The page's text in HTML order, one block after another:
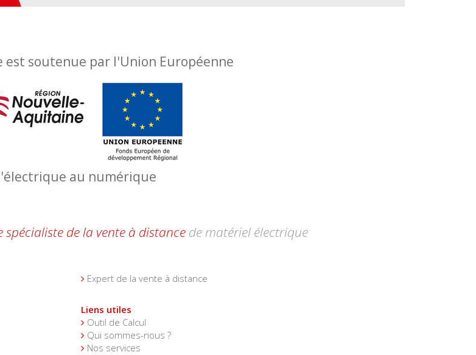
soutenue par l'Union Européenne
au numérique
spécialiste de la vente à distancede matériel électrique
Expert de la vente à distance
Liens utiles
Outil de Calcul
Qui sommes-nous ?
Nos services